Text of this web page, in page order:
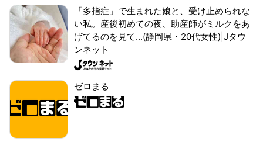
「多指症」で生まれた娘と、受け止められな
い私。産後初めての夜、助産師がミルクをあ
げてるのを見て...(静岡県・20代女性)|Jタウ
ンネット
ゼロまる